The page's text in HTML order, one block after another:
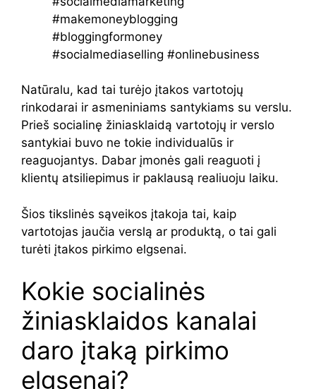
Natūralu, kad tai turėjo įtakos vartotojų
rinkodarai ir asmeniniams santykiams su verslu.
Prieš socialinę žiniasklaidą vartotojų ir verslo
santykiai buvo ne tokie individualūs ir
reaguojantys. Dabar įmonės gali reaguoti į
klientų atsiliepimus ir paklausą realiuoju laiku.
Šios tikslinės sąveikos įtakoja tai, kaip
vartotojas jaučia verslą ar produktą, o tai gali
turėti įtakos pirkimo elgsenai.
Kokie socialinės
žiniasklaidos kanalai
daro įtaką pirkimo
elgsenai?